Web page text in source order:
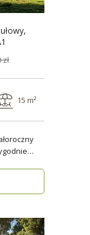
15 m²